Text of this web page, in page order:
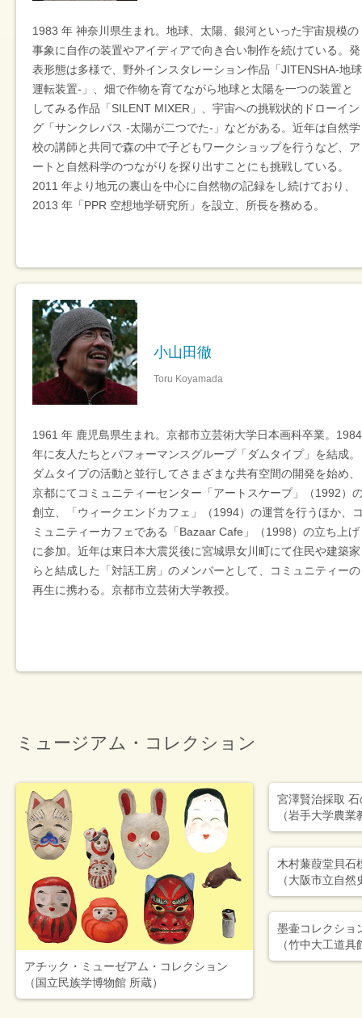
1983 年 神奈川県生まれ。地球、太陽、銀河といった宇宙規模の
事象に自作の装置やアイディアで向き合い制作を続けている。発
表形態は多様で、野外インスタレーション作品「JITENSHA-地球
運転装置-」、畑で作物を育てながら地球と太陽を一つの装置と
してみる作品「SILENT MIXER」、宇宙への挑戦状的ドローイン
グ「サンクレバス -太陽が二つでた-」などがある。近年は自然学
校の講師と共同で森の中で子どもワークショップを行うなど、ア
ートと自然科学のつながりを探り出すことにも挑戦している。
2011 年より地元の裏山を中心に自然物の記録をし続けており、
2013 年「PPR 空想地学研究所」を設立、所長を務める。
小山田徹
Toru Koyamada
1961 年 鹿児島県生まれ。京都市立芸術大学日本画科卒業。1984
年に友人たちとパフォーマンスグループ「ダムタイプ」を結成。
ダムタイプの活動と並行してさまざまな共有空間の開発を始め、
京都にてコミュニティーセンター「アートスケープ」（1992）
創立、「ウィークエンドカフェ」（1994）の運営を行うほか、
ミュニティーカフェである「Bazaar Cafe」（1998）の立ち上げ
に参加。近年は東日本大震災後に宮城県女川町にて住民や建築家
らと結成した「対話工房」のメンバーとして、コミュニティーの
再生に携わる。京都市立芸術大学教授。
ミュージアム・コレクション
アチック・ミューゼアム・コレクション
（国立民族学博物館 所蔵）
宮澤賢治採取
（岩手大学農
木村蒹葭堂貝石
（大阪市立自
墨壷コレクショ
（竹中大工道